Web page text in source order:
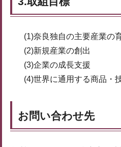
(1)奈良独自の主要産業の
(2)新規産業の創出
(3)企業の成長支援
(4)世界に通用する商品・
お問い合わせ先